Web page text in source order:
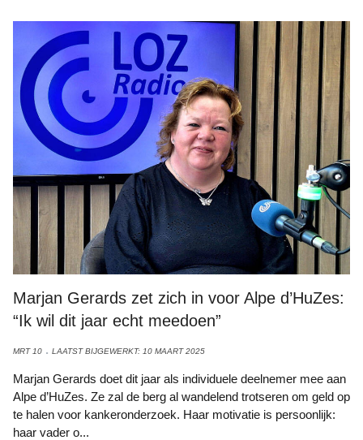
Marjan Gerards zet zich in voor Alpe d’HuZes:
“Ik wil dit jaar echt meedoen”
MRT 10 LAATST BIJGEWERKT: 10 MAART 2025
Marjan Gerards doet dit jaar als individuele deelnemer mee aan
Alpe d’HuZes. Ze zal de berg al wandelend trotseren om geld op
te halen voor kankeronderzoek. Haar motivatie is persoonlijk:
haar vader o...